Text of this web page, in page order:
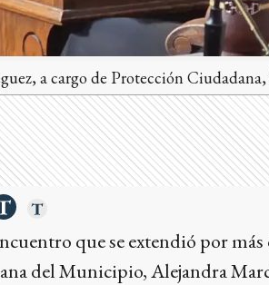
a cargo de Protección
que se extendió por
del Municipio, Alejandra